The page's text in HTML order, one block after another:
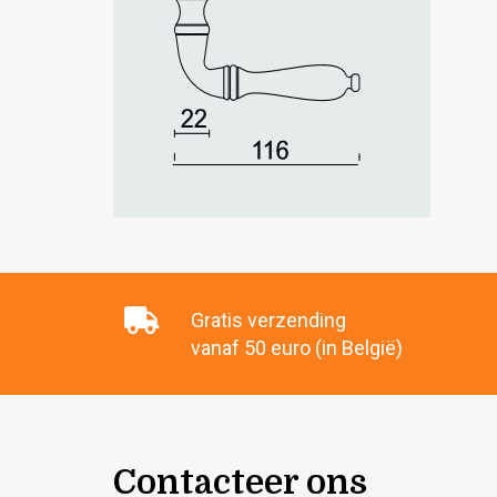
Gratis verzending
vanaf 50 euro (in België)
Contacteer ons